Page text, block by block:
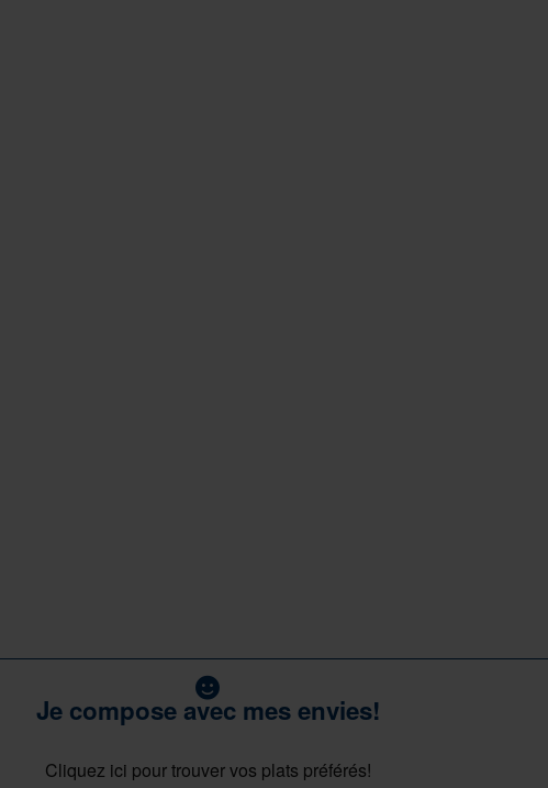
Je compose avec mes envies!
Cliquez ici pour trouver vos plats préférés!